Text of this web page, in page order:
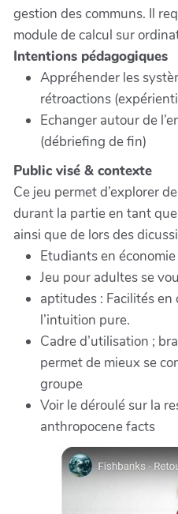
gestion des communs. Il
module de calcul sur
Intentions pédagogiques
Appréhender les
rétroactions
Echanger autour de
(débriefing de fin)
Public visé & contexte
Ce jeu permet d’explorer
durant la partie en tant
ainsi que de lors des
Etudiants en
Jeu pour adultes se
aptitudes : Facilités
l’intuition pure.
Cadre d’utilisation ;
permet de mieux se
groupe
Voir le déroulé sur la
anthropocene facts